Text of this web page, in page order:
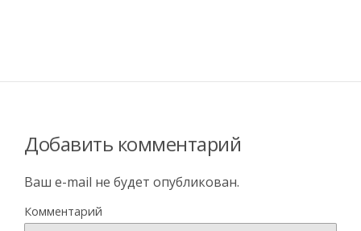
Добавить комментарий
Ваш e-mail не будет опубликован.
Комментарий